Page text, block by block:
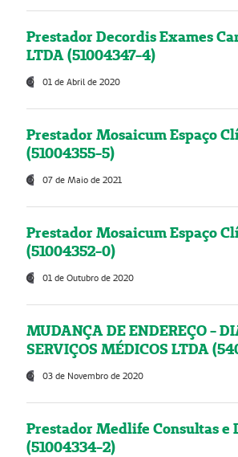
Prestador Decordis Exames
LTDA (51004347-4)
01 de Abril de 2020
Prestador Mosaicum Espaço
(51004355-5)
07 de Maio de 2021
Prestador Mosaicum Espaço
(51004352-0)
01 de Outubro de 2020
MUDANÇA DE ENDEREÇO -
SERVIÇOS MÉDICOS LTDA
03 de Novembro de 2020
Prestador Medlife Consultas e
(51004334-2)